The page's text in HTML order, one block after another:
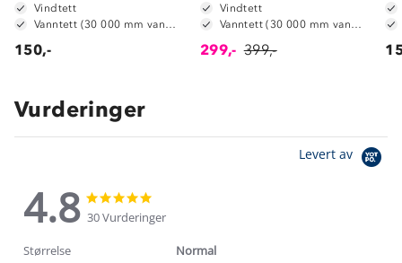
Vindtett
150,-
Vindtett
299,- 399,-
Vurderinger
Levert av
4.8
4.8
star
rating
star
rating
30 Vurderinger
Størrelse Normal